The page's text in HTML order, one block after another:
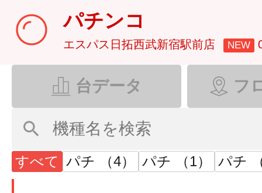
パチンコ
エスパス日拓西武新宿駅前店 NEW
台データ フ
すべて パチ （4） パチ （1） パチ